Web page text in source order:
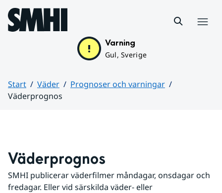
Hoppa till sidans innehåll
Varning
Gul, Sverige
Start Väder
Prognoser och varningar
Väderprognos
Väderprognos
SMHI publicerar väderfilmer måndagar, onsdagar och
fredagar. Eller vid särskilda väder- eller